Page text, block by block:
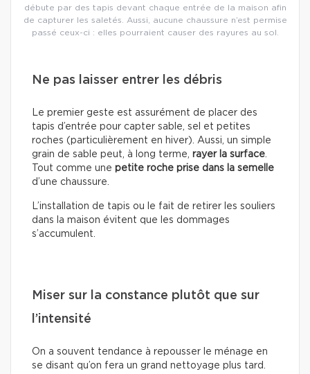
débute par des tapis devant chaque entrée de la maison afin
de capturer les saletés. Aussi, aucune chaussure n’est permise
passé ceux-ci : elles pourraient causer des rayures au sol.
Ne pas laisser entrer les débris
Le premier geste est assurément de placer des
tapis d’entrée pour capter sable, sel et petites
roches (particulièrement en hiver). Aussi, un simple
grain de sable peut, à long terme, rayer la surface
Tout comme une petite roche prise dans la semelle
d’une chaussure.
L’installation de tapis ou le fait de retirer les souliers
dans la maison évitent que les dommages
s’accumulent.
Miser sur la constance plutôt que sur
l’intensité
On a souvent tendance à repousser le ménage en
se disant qu’on fera un grand nettoyage plus tard.